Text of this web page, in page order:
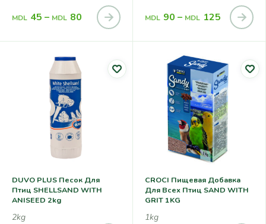
MDL 45 – MDL 80 MDL 90 – MDL 125
DUVO PLUS Песок Для
Птиц SHELLSAND WITH
ANISEED 2kg
2kg
CROCI Пищевая Добавка
Для Всех Птиц SAND WITH
GRIT 1KG
1kg